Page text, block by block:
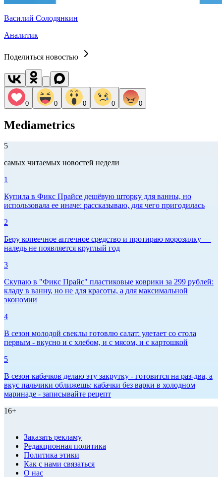
Василий Солодянкин
Аналитик
Поделиться новостью
0 0 0 0 0
Mediametrics
5
самых читаемых новостей недели
1
Купила в Фикс Прайсе дешёвую шторку для ванны, но
использовала ее иначе: рассказываю, для чего пригодилась
2
Беру копеечное аптечное средство и протираю морозилку —
наледь не появляется круглый год
3
Скупаю в "Фикс Прайс" пластиковые коврики за 299 рублей:
кладу в ванну, но не для красоты, а для максимальной
экономии
4
В сезон молодой свеклы готовлю салат: улетает со стола
первым - вкусно и с хлебом, и с мясом, и с картошкой
5
В сезон кабачков делаю эту закрутку - готовится на раз-два, а
вкус пальчики оближешь: кабачки без варки в холодном
маринаде - записывайте рецепт
16+
Заказать рекламу
Редакционная политика
Политика этики
Как с нами связаться
О нас